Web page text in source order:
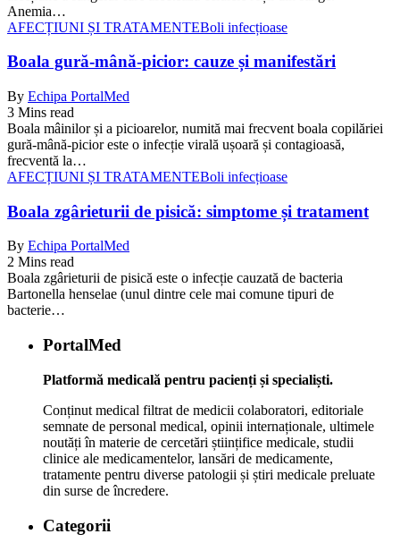
Anemia…
AFECȚIUNI ȘI TRATAMENTEBoli infecțioase
Boala gură-mână-picior: cauze și manifestări
By Echipa PortalMed
3 Mins read
Boala mâinilor și a picioarelor, numită mai frecvent boala copilăriei
gură-mână-picior este o infecție virală ușoară și contagioasă,
frecventă la…
AFECȚIUNI ȘI TRATAMENTEBoli infecțioase
Boala zgârieturii de pisică: simptome și tratament
By Echipa PortalMed
2 Mins read
Boala zgârieturii de pisică este o infecție cauzată de bacteria
Bartonella henselae (unul dintre cele mai comune tipuri de
bacterie…
PortalMed
Platformă medicală pentru pacienți și specialiști.
Conținut medical filtrat de medicii colaboratori, editoriale
semnate de personal medical, opinii internaționale, ultimele
noutăți în materie de cercetări științifice medicale, studii
clinice ale medicamentelor, lansări de medicamente,
tratamente pentru diverse patologii și știri medicale preluate
din surse de încredere.
Categorii